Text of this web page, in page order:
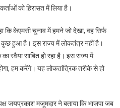
को हिरासत में लिया है।
कि केएमसी चुनाव में हमने जो देखा, वह सिर्फ
हुआ है। इस राज्य में लोकतंत्र नहीं है।
रवैया साबित हो रहा है। इस राज्य में
हम करेंगे। यह लोकतांत्रिक तरीके से हो
जयप्रकाश मजूमदार ने बताया कि भाजपा जब